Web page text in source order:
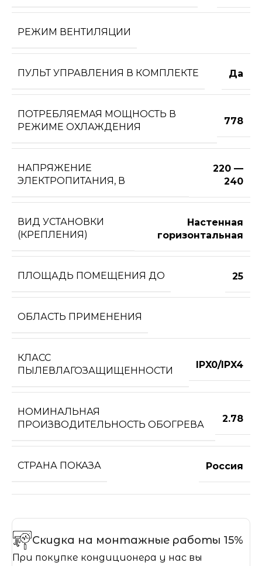
РЕЖИМ ВЕНТИЛЯЦИИ
ПУЛЬТ УПРАВЛЕНИЯ В КОМПЛЕКТЕ Да
ПОТРЕБЛЯЕМАЯ МОЩНОСТЬ В
РЕЖИМЕ ОХЛАЖДЕНИЯ
778
НАПРЯЖЕНИЕ
ЭЛЕКТРОПИТАНИЯ, В
220 —
240
ВИД УСТАНОВКИ
(КРЕПЛЕНИЯ)
Настенная
горизонтальная
ПЛОЩАДЬ ПОМЕЩЕНИЯ ДО 25
ОБЛАСТЬ ПРИМЕНЕНИЯ
КЛАСС
ПЫЛЕВЛАГОЗАЩИЩЕННОСТИ
IPX0/IPX4
НОМИНАЛЬНАЯ
ПРОИЗВОДИТЕЛЬНОСТЬ ОБОГРЕВА
2.78
СТРАНА ПОКАЗА Россия
Скидка на монтажные работы 15%
При покупке кондиционера у нас вы